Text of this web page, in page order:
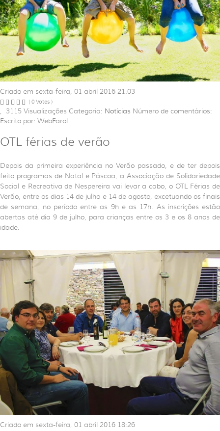
Criado em sexta-feira, 01 abril 2016 21:03
( 0 Votes )
, 3115 Visualizações Categoria: Notícias Número de comentários:
Escrito por: WebFarol
OTL férias de verão
Depois da primeira experiência no Verão passado, e de ter depois
feito programas de Natal e Páscoa, a Associação de Solidariedade
Social e Recreativa de Nespereira vai levar a cabo, o OTL Férias de
Verão, entre os dias 14 de julho e 14 de agosto, excetuando os finais
de semana, no período entre as 9h e as 17h. As inscrições estão
abertas até dia 9 de julho, para crianças entre os 3 e os 8 anos de
idade.
Criado em sexta-feira, 01 abril 2016 18:26